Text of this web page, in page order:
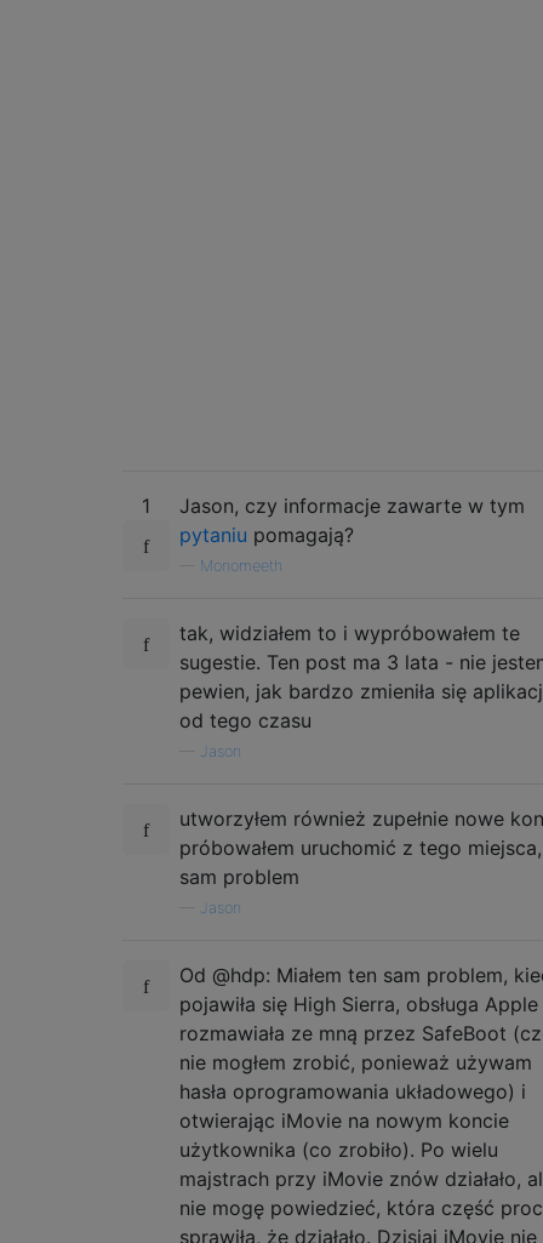
1
Jason, czy informacje zawarte w tym
pytaniu pomagają?
Monomeeth
tak, widziałem to i wypróbowałem te
sugestie. Ten post ma 3 lata - nie
pewien, jak bardzo zmieniła się
od tego czasu
Jason
utworzyłem również zupełnie nowe
próbowałem uruchomić z tego
sam problem
Jason
Od @hdp: Miałem ten sam problem,
pojawiła się High Sierra, obsługa Apple
rozmawiała ze mną przez SafeBoot
nie mogłem zrobić, ponieważ używam
hasła oprogramowania układowego) i
otwierając iMovie na nowym koncie
użytkownika (co zrobiło). Po wielu
majstrach przy iMovie znów działało,
nie mogę powiedzieć, która część
sprawiła, że ​​działało. Dzisiaj iMovie nie